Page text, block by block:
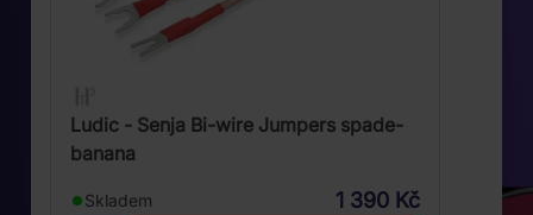
Ludic - Senja Bi-wire Jumpers spade-
banana
Skladem 1 390 Kč